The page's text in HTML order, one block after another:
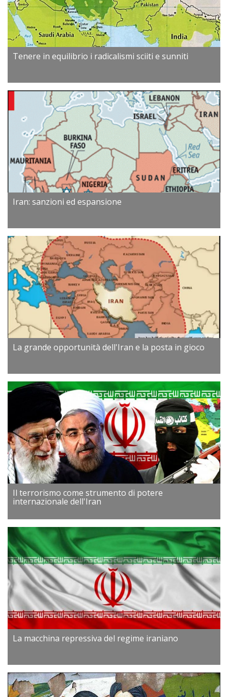
Tenere in equilibrio i radicalismi sciiti e sunniti
Iran: sanzioni ed espansione
La grande opportunità dell'Iran e la posta in gioco
Il terrorismo come strumento di potere
internazionale dell'Iran
La macchina repressiva del regime iraniano